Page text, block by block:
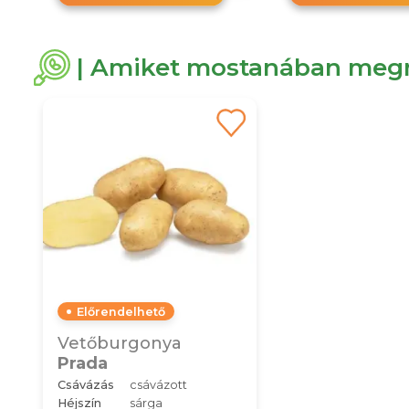
| Amiket mostanában
Előrendelhető
Vetőburgonya
Prada
Csávázás
csávázott
Héjszín
sárga